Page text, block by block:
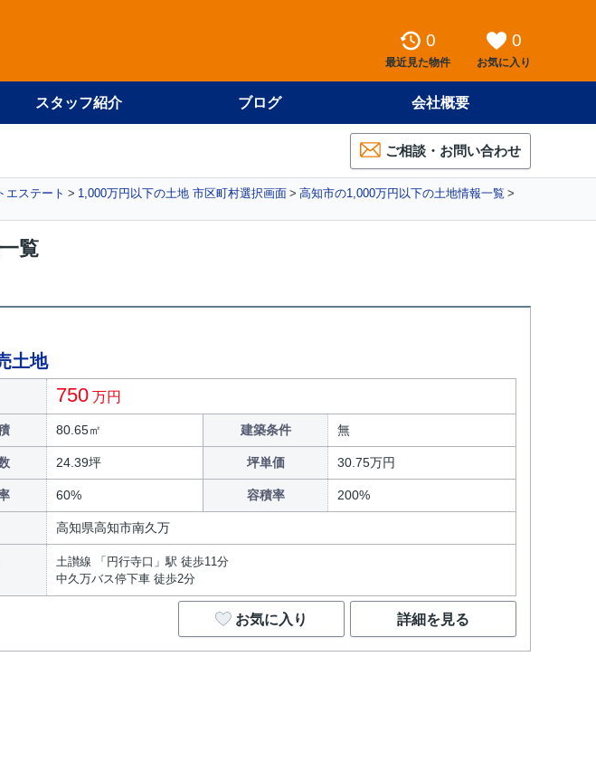
0
最近見た物件
0
お気に入り
スタッフ紹介 ブログ 会社概要
ご相談・お問い合わせ
ステート 1,000万円以下の土地 市区町村選択画面
高知市の1,000万円以下の土地情報一覧
覧
土地
750 万円
80.65㎡ 建築条件 無
24.39坪 坪単価 30.75万円
60% 容積率 200%
高知県高知市南久万
土讃線 「円行寺口」駅 徒歩11分
中久万バス停下車 徒歩2分
お気に入り 詳細を見る